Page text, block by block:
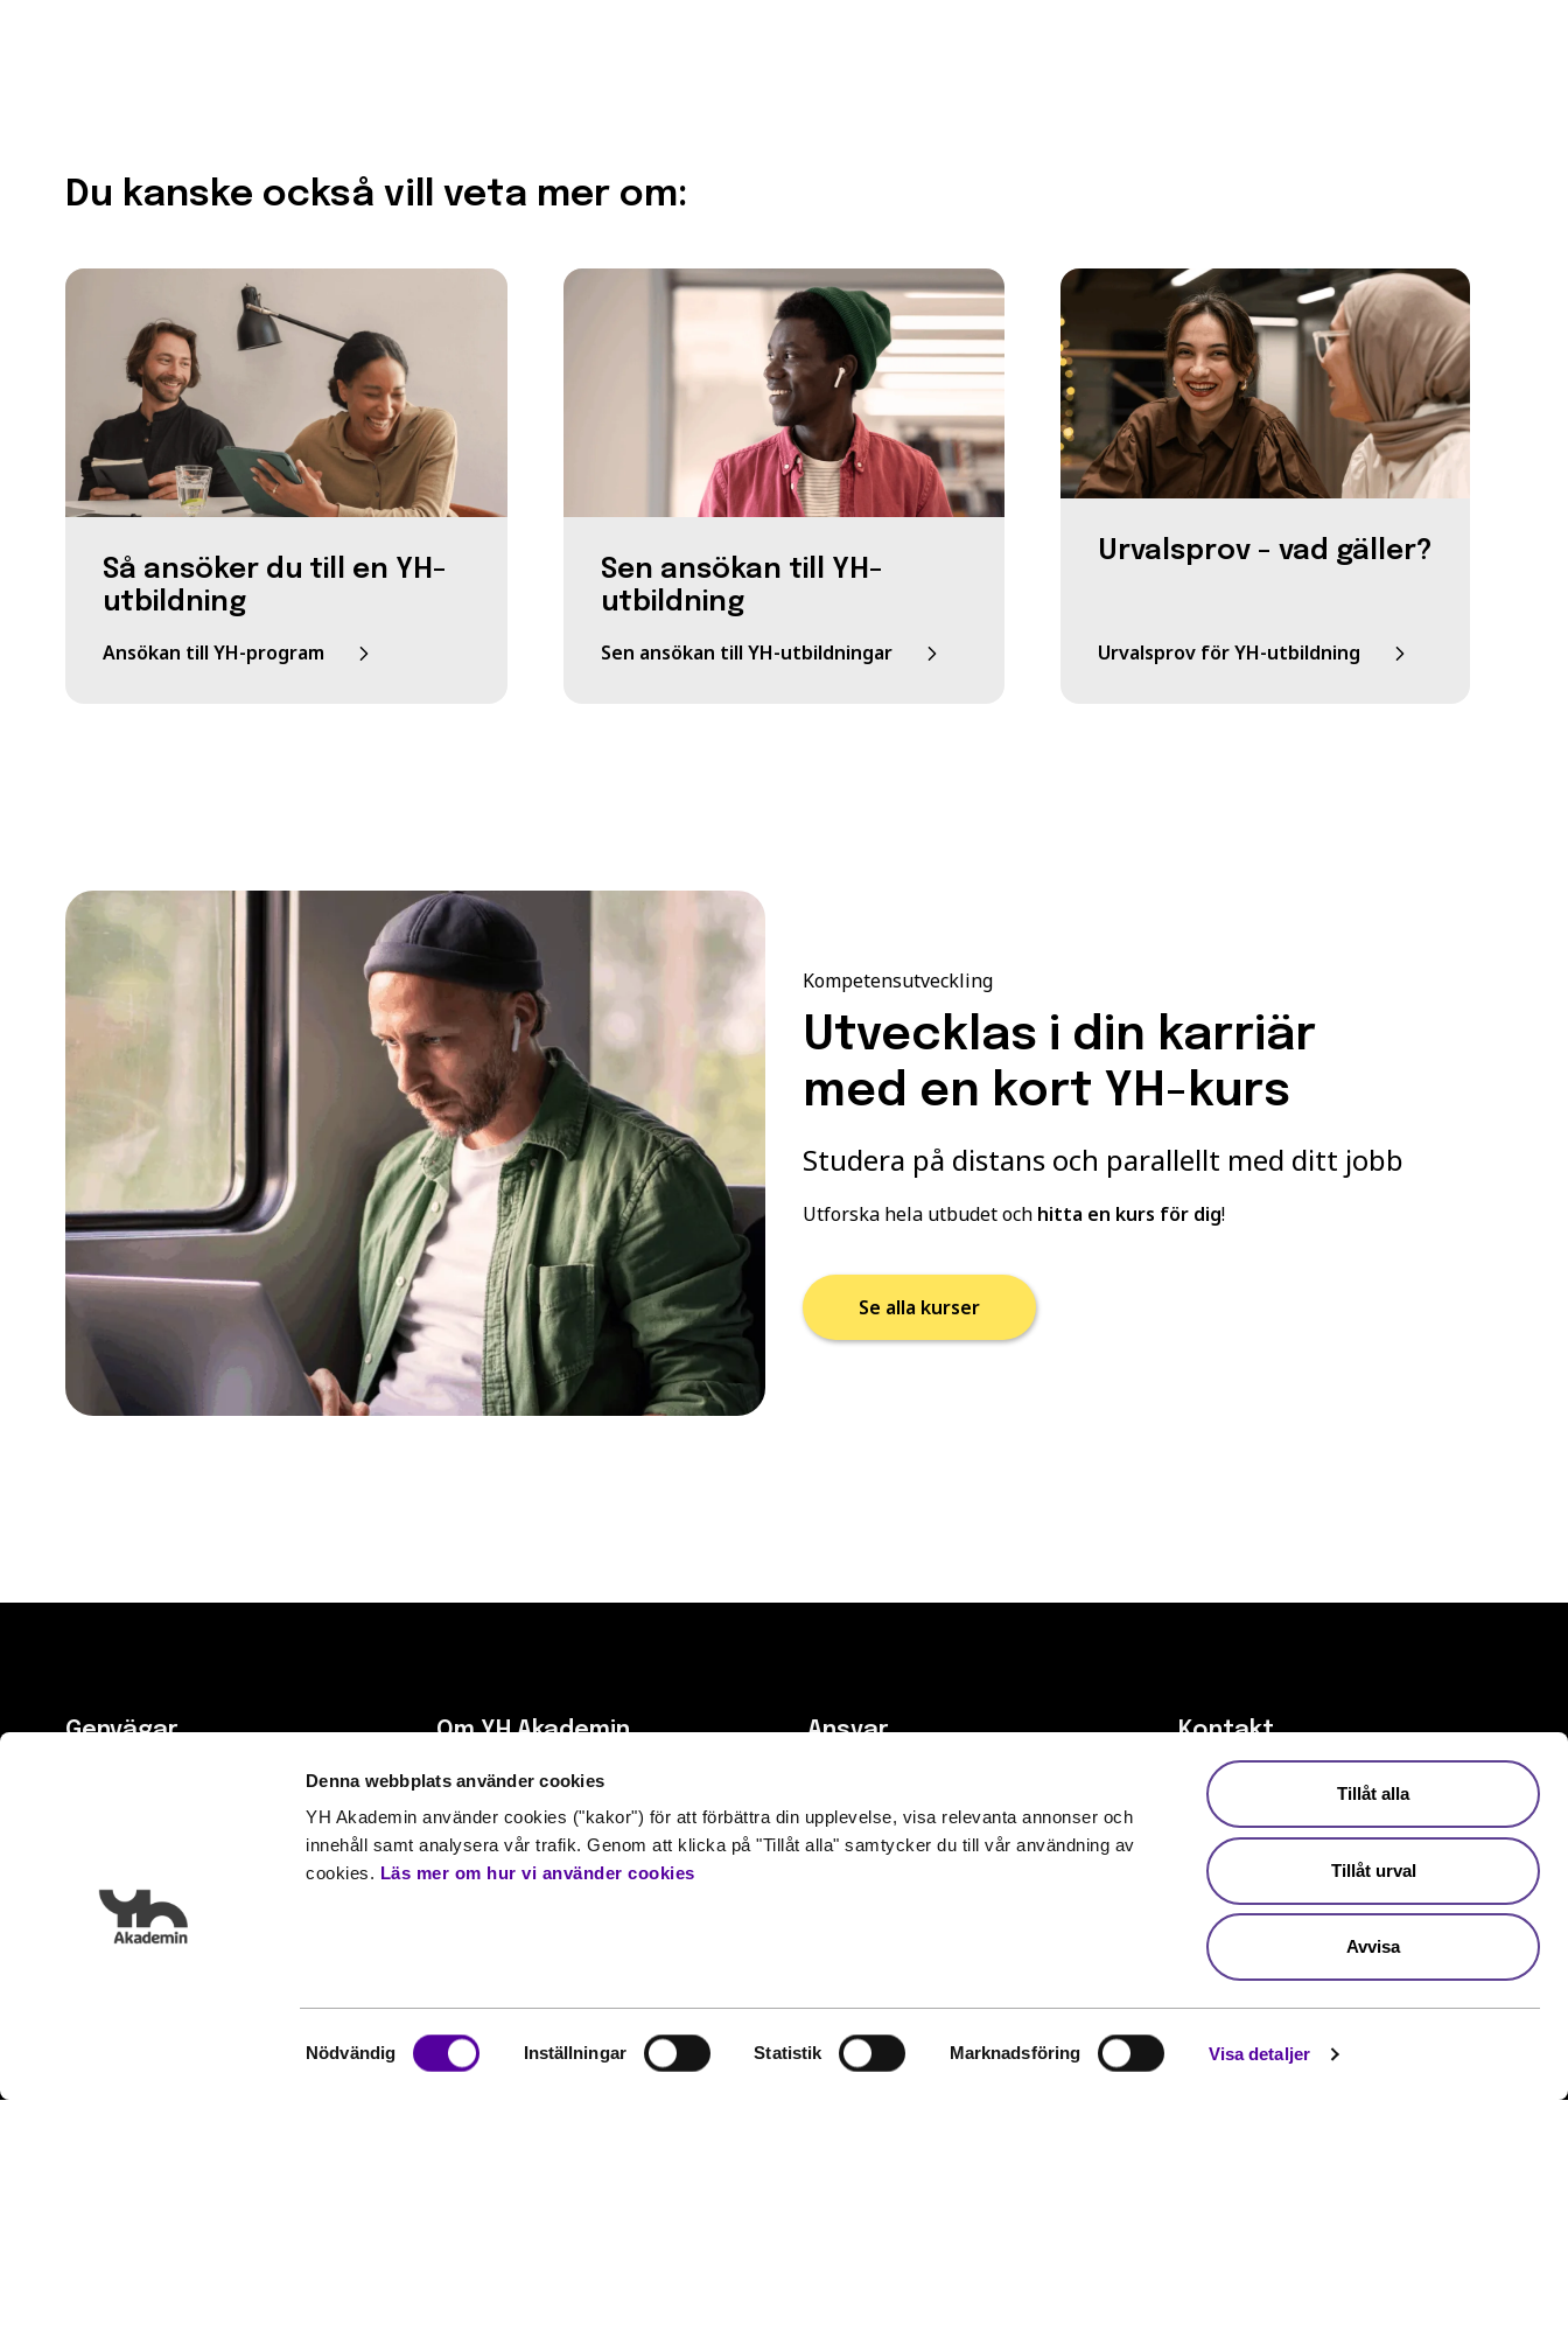
Denna webbplats använder cookies
YH Akademin använder cookies ("kakor") för att förbättra din upplevelse, visa relevanta annonser och
innehåll samt analysera vår trafik. Genom att klicka på "Tillåt alla" samtycker du till vår användning av
cookies. Läs mer om hur vi använder cookies
Samtyckesval
Nödvändig Inställningar Statistik Marknadsföring Visa detaljer
Tillåt alla
Tillåt urval
Avvisa
Du kanske också vill veta mer om:
Så ansöker du till en YH-
utbildning
Ansökan till YH-program
Sen ansökan till YH-
utbildning
Sen ansökan till YH-utbildningar
Urvalsprov - vad gäller?
Urvalsprov för YH-utbildning
Kompetensutveckling
Utvecklas i din karriär
med en kort YH-kurs
Studera på distans och parallellt med ditt jobb
Utforska hela utbudet och hitta en kurs för dig!
Se alla kurser
Genvägar
Inspiration
Mina sidor
Om YH Akademin
Lediga tjänster
Press
Event
Ansvar
Policies och planer
Tillgänglighet
Kontakt
Kontakta oss
Öppettider helgfri vardag 08:00-
17:00
YH Akademin AB, Box 127, 791 23
Falun
Facebook
Instagram
LinkedIn
TikTok
YouTube